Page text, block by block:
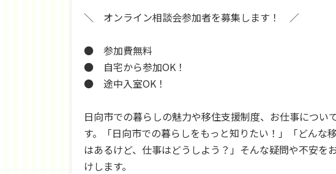
＼ オンライン相談会参加者を募集します！ ／
● 参加費無料
● 自宅から参加OK！
● 途中入室OK！
日向市での暮らしの魅力や移住支援制度、お仕事につい
す。「日向市での暮らしをもっと知りたい！」「どんな
はあるけど、仕事はどうしよう？」そんな疑問や不安を
けします。